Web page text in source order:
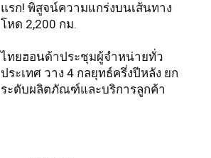
แรก! พิสูจน์ความแกร่งบนเส้นทาง
โหด 2,200 กม.
ไทยฮอนด้าประชุมผู้จำหน่ายทั่ว
ประเทศ วาง 4 กลยุทธ์ครึ่งปีหลัง ยก
ระดับผลิตภัณฑ์และบริการลูกค้า